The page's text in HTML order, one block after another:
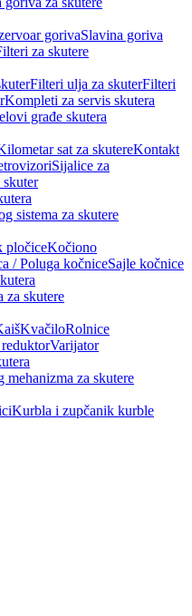
gorivaSlavina goriva
Filteri ulja za skuterFilteri
Kompleti za servis skutera
sat za skutereKontakt
Sijalice za
skuter
pločiceKočiono
/ Poluga kočniceSajle kočnice
KvačiloRolnice
Varijator
Kurbla i zupčanik kurble